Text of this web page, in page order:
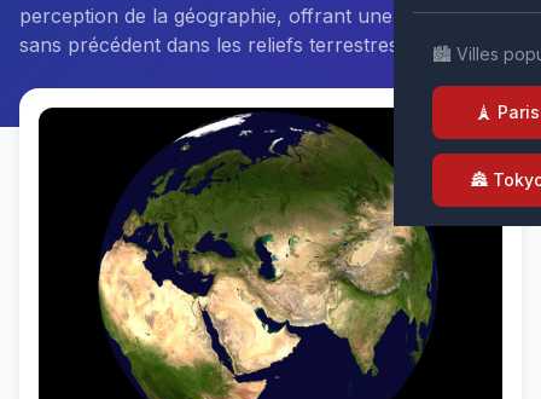
🏙️ Villes
🗼 Paris
🏯
perception de la géographie, offrant une immersion
sans précédent dans les reliefs terrestres et marins.